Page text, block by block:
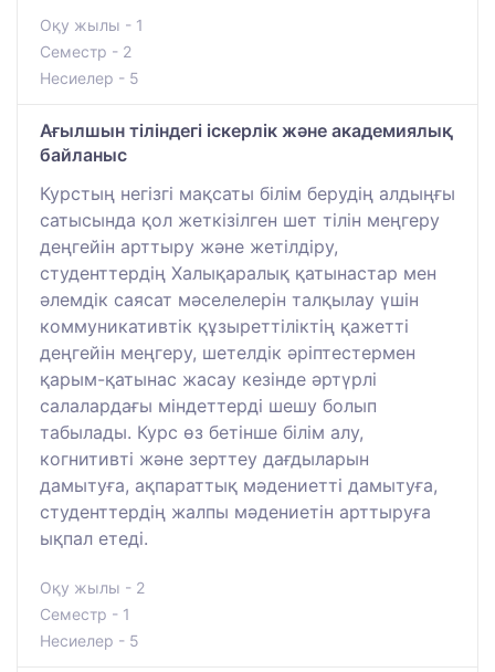
Оқу жылы - 1
Семестр - 2
Несиелер - 5
Ағылшын тіліндегі іскерлік және академиялық
байланыс
Курстың негізгі мақсаты білім берудің алдыңғы
сатысында қол жеткізілген шет тілін меңгеру
деңгейін арттыру және жетілдіру,
студенттердің Халықаралық қатынастар мен
әлемдік саясат мәселелерін талқылау үшін
коммуникативтік құзыреттіліктің қажетті
деңгейін меңгеру, шетелдік әріптестермен
қарым-қатынас жасау кезінде әртүрлі
салалардағы міндеттерді шешу болып
табылады. Курс өз бетінше білім алу,
когнитивті және зерттеу дағдыларын
дамытуға, ақпараттық мәдениетті дамытуға,
студенттердің жалпы мәдениетін арттыруға
ықпал етеді.
Оқу жылы - 2
Семестр - 1
Несиелер - 5